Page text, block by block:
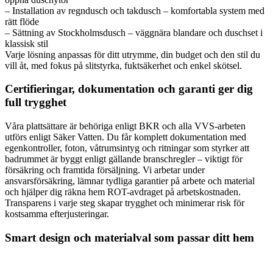
– Installation av regndusch och takdusch – komfortabla system med
rätt flöde
– Sättning av Stockholmsdusch – väggnära blandare och duschset i
klassisk stil
Varje lösning anpassas för ditt utrymme, din budget och den stil du
vill åt, med fokus på slitstyrka, fuktsäkerhet och enkel skötsel.
Certifieringar, dokumentation och garanti ger dig
full trygghet
Våra plattsättare är behöriga enligt BKR och alla VVS-arbeten
utförs enligt Säker Vatten. Du får komplett dokumentation med
egenkontroller, foton, våtrumsintyg och ritningar som styrker att
badrummet är byggt enligt gällande branschregler – viktigt för
försäkring och framtida försäljning. Vi arbetar under
ansvarsförsäkring, lämnar tydliga garantier på arbete och material
och hjälper dig räkna hem ROT-avdraget på arbetskostnaden.
Transparens i varje steg skapar trygghet och minimerar risk för
kostsamma efterjusteringar.
Smart design och materialval som passar ditt hem